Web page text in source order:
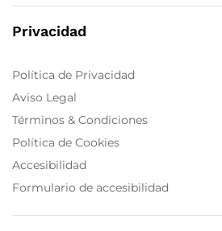
Privacidad
Política de Privacidad
Aviso Legal
Términos & Condiciones
Política de Cookies
Accesibilidad
Formulario de accesibilidad